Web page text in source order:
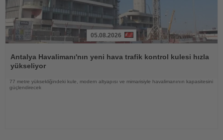
Oku
05.08.2026
Antalya Havalimanı'nın yeni hava trafik kontrol kulesi hızla
yükseliyor
77 metre yüksekliğindeki kule, modern altyapısı ve mimarisiyle havalimanının kapasitesini
güçlendirecek